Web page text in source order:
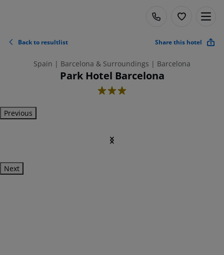
Back to resultlist Share this hotel
Spain | Barcelona & Surroundings | Barcelona
Park Hotel Barcelona
3
Previous
Next